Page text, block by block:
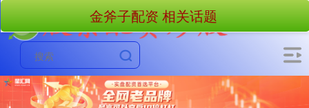
金斧子配资 相关话题